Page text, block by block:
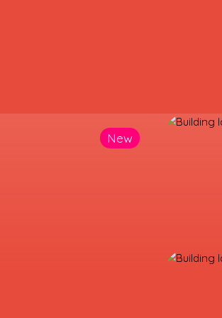
RENT
New